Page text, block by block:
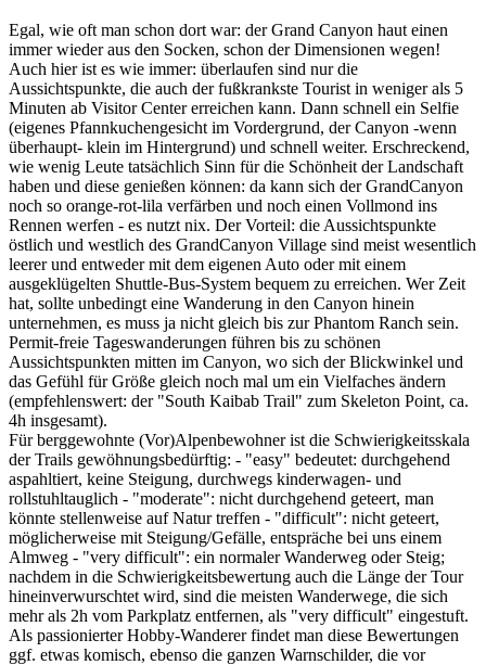
Egal, wie oft man schon dort war: der Grand Canyon haut einen
immer wieder aus den Socken, schon der Dimensionen wegen!
Auch hier ist es wie immer: überlaufen sind nur die
Aussichtspunkte, die auch der fußkrankste Tourist in weniger als 5
Minuten ab Visitor Center erreichen kann. Dann schnell ein Selfie
(eigenes Pfannkuchengesicht im Vordergrund, der Canyon -wenn
überhaupt- klein im Hintergrund) und schnell weiter. Erschreckend,
wie wenig Leute tatsächlich Sinn für die Schönheit der Landschaft
haben und diese genießen können: da kann sich der GrandCanyon
noch so orange-rot-lila verfärben und noch einen Vollmond ins
Rennen werfen - es nutzt nix. Der Vorteil: die Aussichtspunkte
östlich und westlich des GrandCanyon Village sind meist wesentlich
leerer und entweder mit dem eigenen Auto oder mit einem
ausgeklügelten Shuttle-Bus-System bequem zu erreichen. Wer Zeit
hat, sollte unbedingt eine Wanderung in den Canyon hinein
unternehmen, es muss ja nicht gleich bis zur Phantom Ranch sein.
Permit-freie Tageswanderungen führen bis zu schönen
Aussichtspunkten mitten im Canyon, wo sich der Blickwinkel und
das Gefühl für Größe gleich noch mal um ein Vielfaches ändern
(empfehlenswert: der "South Kaibab Trail" zum Skeleton Point, ca.
4h insgesamt).
Für berggewohnte (Vor)Alpenbewohner ist die Schwierigkeitsskala
der Trails gewöhnungsbedürftig: - "easy" bedeutet: durchgehend
aspahltiert, keine Steigung, durchwegs kinderwagen- und
rollstuhltauglich - "moderate": nicht durchgehend geteert, man
könnte stellenweise auf Natur treffen - "difficult": nicht geteert,
möglicherweise mit Steigung/Gefälle, entspräche bei uns einem
Almweg - "very difficult": ein normaler Wanderweg oder Steig;
nachdem in die Schwierigkeitsbewertung auch die Länge der Tour
hineinverwurschtet wird, sind die meisten Wanderwege, die sich
mehr als 2h vom Parkplatz entfernen, als "very difficult" eingestuft.
Als passionierter Hobby-Wanderer findet man diese Bewertungen
ggf. etwas komisch, ebenso die ganzen Warnschilder, die vor